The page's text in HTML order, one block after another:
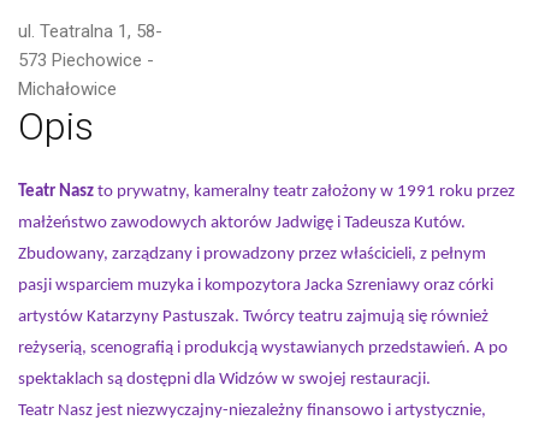
ul. Teatralna 1, 58-
573 Piechowice -
Michałowice
Opis
Teatr Nasz to prywatny, kameralny teatr założony w 1991 roku przez
małżeństwo zawodowych aktorów Jadwigę i Tadeusza Kutów.
Zbudowany, zarządzany i prowadzony przez właścicieli, z pełnym
pasji wsparciem muzyka i kompozytora Jacka Szreniawy oraz córki
artystów Katarzyny Pastuszak. Twórcy teatru zajmują się również
reżyserią, scenografią i produkcją wystawianych przedstawień. A po
spektaklach są dostępni dla Widzów w swojej restauracji.
Teatr Nasz jest niezwyczajny-niezależny finansowo i artystycznie,